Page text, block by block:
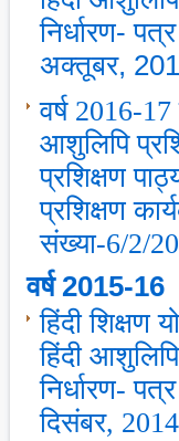
निर्धारण-
अक्‍तूबर,
वर्ष 2016-
आशुलिपि
प्रशिक्षण
प्रशिक्षण
संख्‍या-6/2/
वर्ष 2015-16
हिंदी शिक्षण
हिंदी
निर्धारण-
दिसंबर,